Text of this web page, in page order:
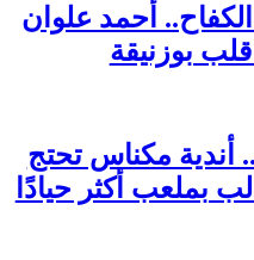
أحمد علوان
بوزنيقة
أندية مكناس تحتج
بملعب أكثر حيادًا